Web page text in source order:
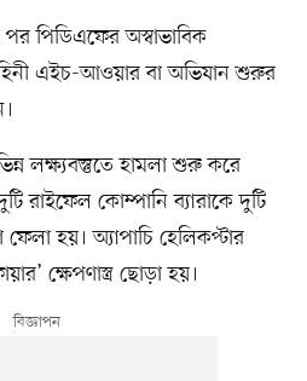
পর পিডিএফের অস্বাভাবিক
এইচ-আওয়ার বা অভিযান শুরুর
লক্ষ্যবস্তুতে হামলা শুরু করে
রাইফেল কোম্পানি ব্যারাকে দুটি
হয়। অ্যাপাচি হেলিকপ্টার
ক্ষেপণাস্ত্র ছোড়া হয়।